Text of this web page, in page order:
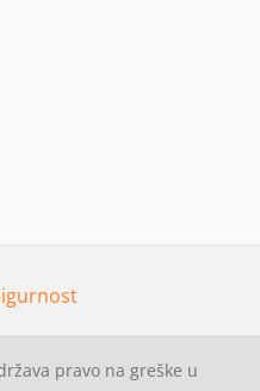
pravo na greške u